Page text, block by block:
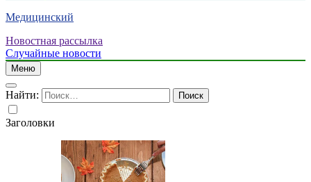
Медицинский
Новостная рассылка
Случайные новости
Меню
Найти:
Заголовки